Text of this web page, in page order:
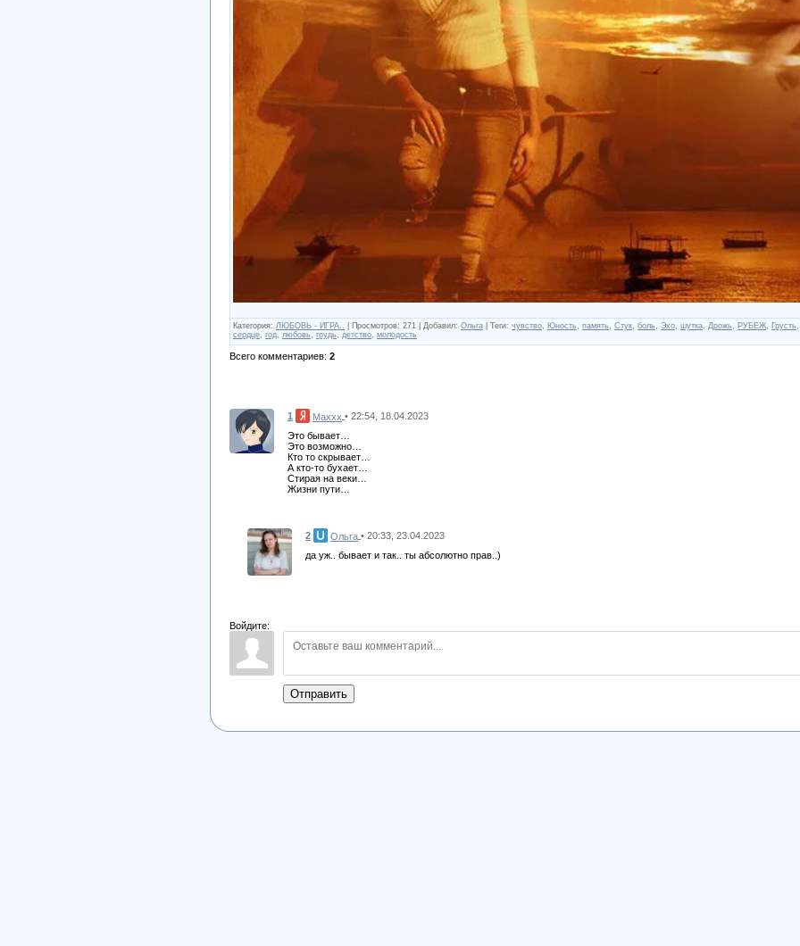
Категория: ЛЮБОВЬ - ИГРА.. Просмотров: 271 Добавил: Ольга Теги: чувство Юность память Стук боль Эхо шутка Дрожь РУБЕЖ Грусть
сердце год любовь грудь детство молодость
Всего комментариев: 2
1 Maxxx • 22:54, 18.04.2023
Это бывает…
Это возможно…
Кто то скрывает…
А кто-то бухает…
Стирая на веки…
Жизни пути…
2 Ольга • 20:33, 23.04.2023
да уж.. бывает и так.. ты абсолютно прав..)
Войдите:
Отправить